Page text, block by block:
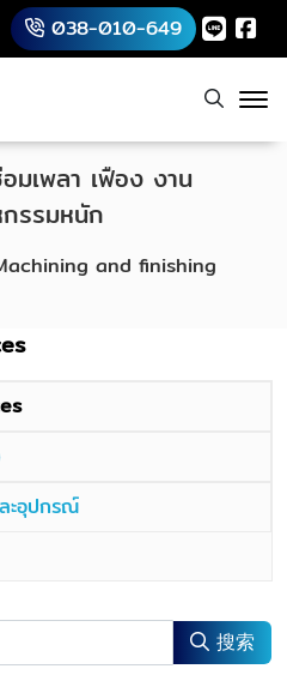
038-010-649
and finishing
มเพลา เฟือง งาน
รรมหนัก
ะอุปกรณ์
搜索